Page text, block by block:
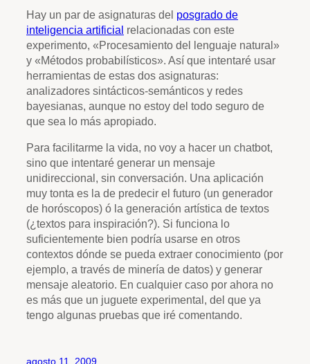
Hay un par de asignaturas del posgrado de
inteligencia artificial relacionadas con este
experimento, «Procesamiento del lenguaje natural»
y «Métodos probabilísticos». Así que intentaré usar
herramientas de estas dos asignaturas:
analizadores sintácticos-semánticos y redes
bayesianas, aunque no estoy del todo seguro de
que sea lo más apropiado.
Para facilitarme la vida, no voy a hacer un chatbot,
sino que intentaré generar un mensaje
unidireccional, sin conversación. Una aplicación
muy tonta es la de predecir el futuro (un generador
de horóscopos) ó la generación artística de textos
(¿textos para inspiración?). Si funciona lo
suficientemente bien podría usarse en otros
contextos dónde se pueda extraer conocimiento (por
ejemplo, a través de minería de datos) y generar
mensaje aleatorio. En cualquier caso por ahora no
es más que un juguete experimental, del que ya
tengo algunas pruebas que iré comentando.
agosto 11, 2009